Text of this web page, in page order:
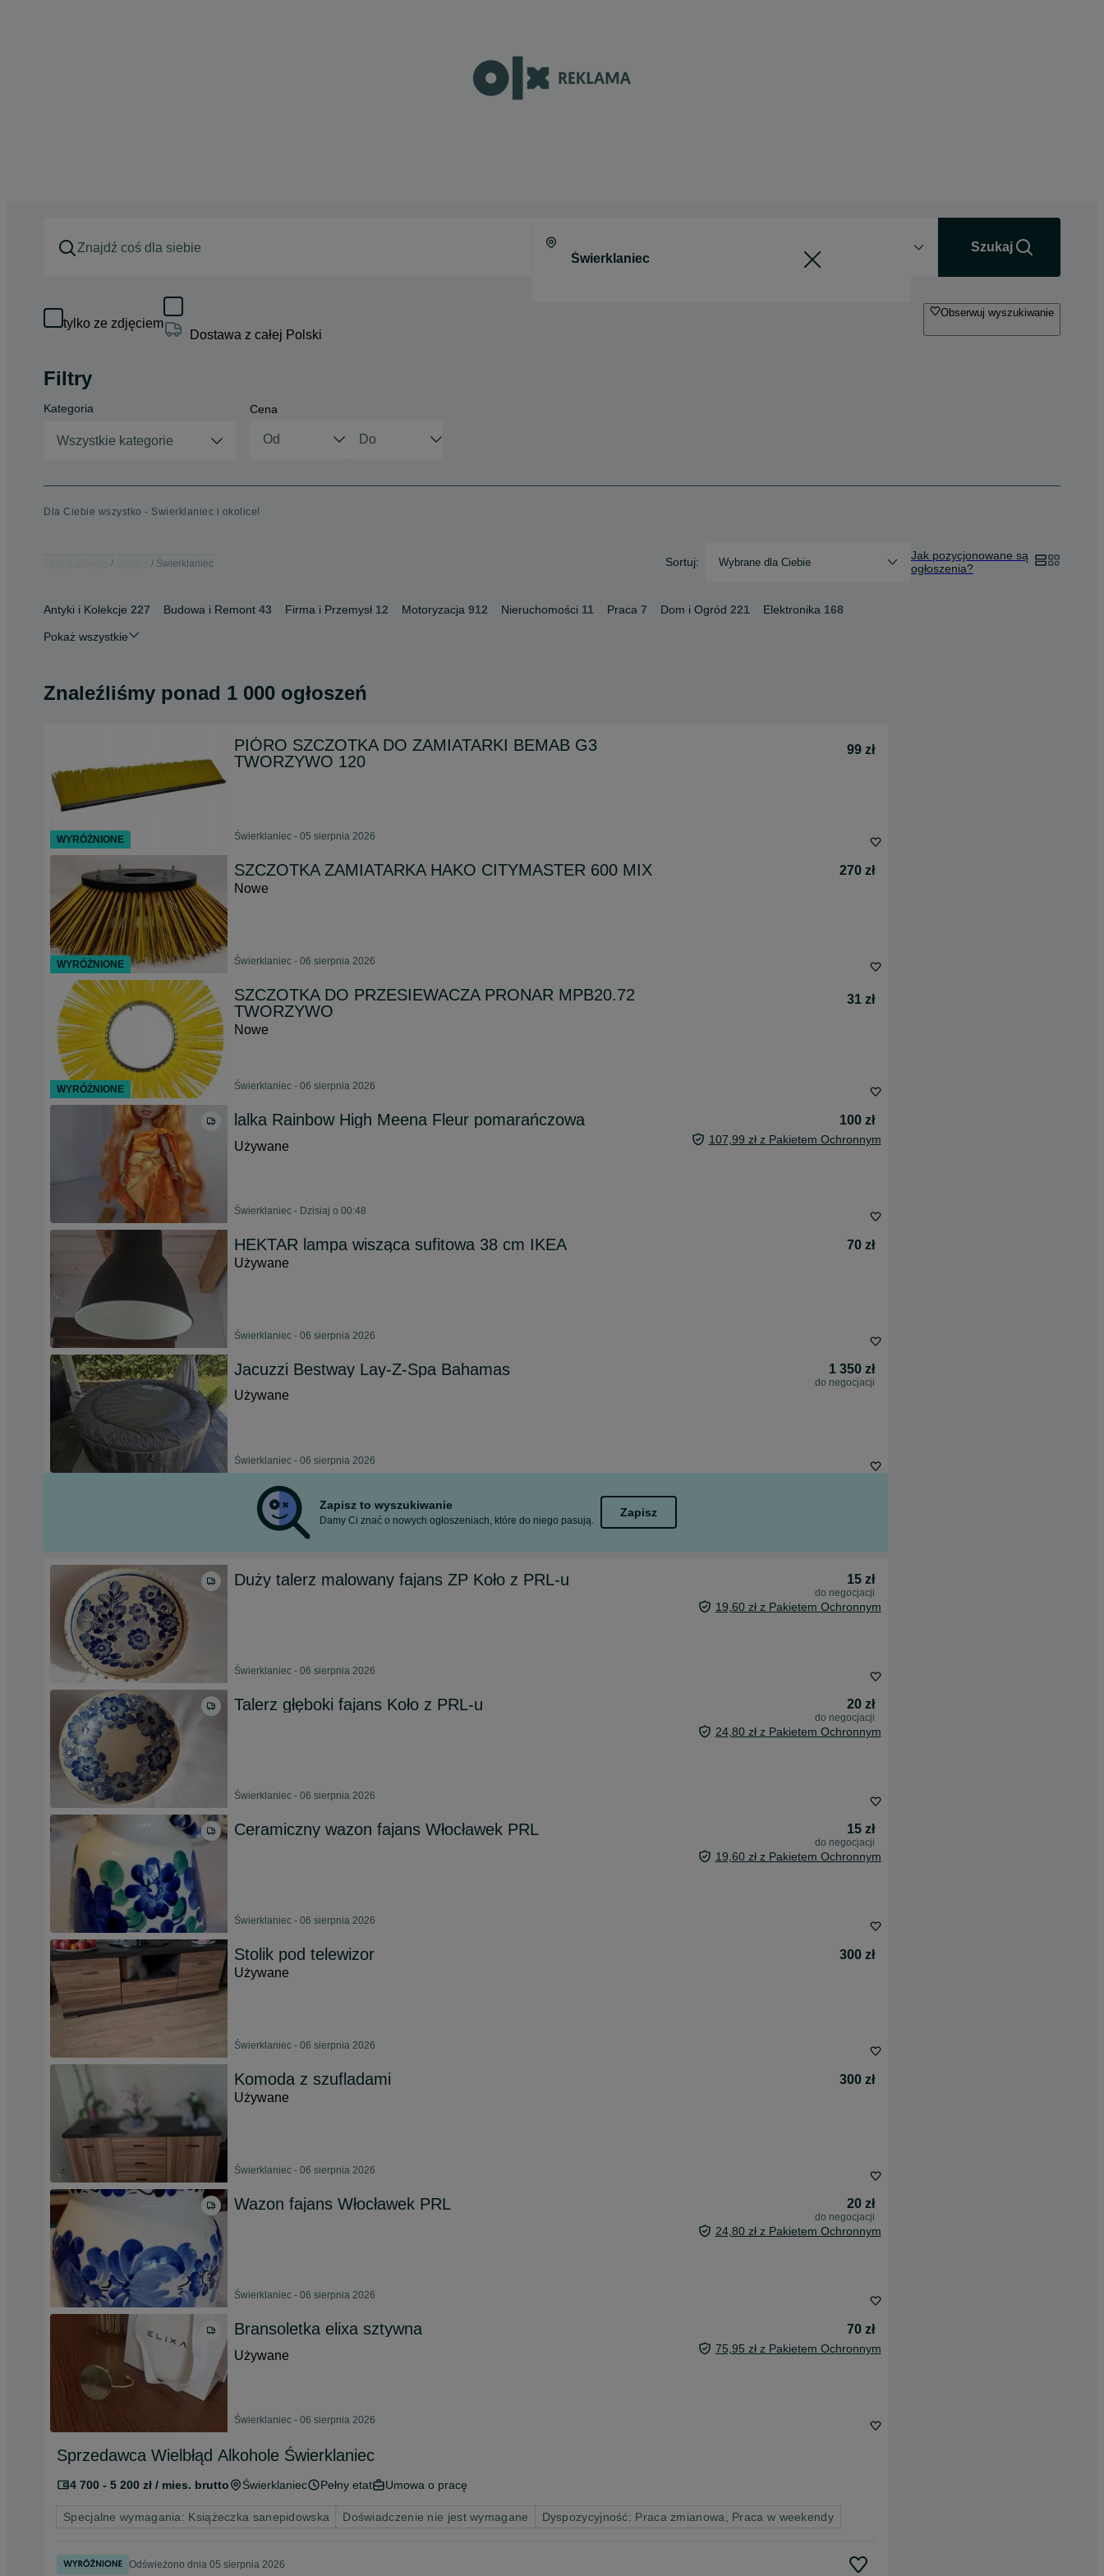
Szukaj
tylko ze zdjęciem
Dostawa z całej Polski
Obserwuj wyszukiwanie
Filtry
Kategoria
Wszystkie kategorie
Cena
Dla Ciebie wszystko - Świerklaniec i okolice!
Świerklaniec Sortuj: Wybrane dla Ciebie
Jak pozycjonowane są
ogłoszenia?
Antyki i Kolekcje 227 Budowa i Remont 43 Firma i Przemysł 12 Motoryzacja 912 Nieruchomości 11 Praca 7 Dom i Ogród 221 Elektronika 168
Pokaż wszystkie
Znaleźliśmy ponad 1 000 ogłoszeń
PIÓRO SZCZOTKA DO ZAMIATARKI BEMAB G3
TWORZYWO 120
99 zł
Świerklaniec - 05 sierpnia 2026
SZCZOTKA ZAMIATARKA HAKO CITYMASTER 600 MIX
270 zł
Nowe
Świerklaniec - 06 sierpnia 2026
SZCZOTKA DO PRZESIEWACZA PRONAR MPB20.72
TWORZYWO
31 zł
Nowe
Świerklaniec - 06 sierpnia 2026
lalka Rainbow High Meena Fleur pomarańczowa
100 zł
Używane
107,99 zł z Pakietem Ochronnym
Świerklaniec - Dzisiaj o 00:48
HEKTAR lampa wisząca sufitowa 38 cm IKEA
70 zł
Używane
Świerklaniec - 06 sierpnia 2026
Jacuzzi Bestway Lay-Z-Spa Bahamas 1 350 zł
do negocjacji
Używane
Świerklaniec - 06 sierpnia 2026
Zapisz to wyszukiwanie
Damy Ci znać o nowych ogłoszeniach, które do niego pasują.
Zapisz
Duży talerz malowany fajans ZP Koło z PRL-u 15 zł
do negocjacji
19,60 zł z Pakietem Ochronnym
Świerklaniec - 06 sierpnia 2026
Talerz głęboki fajans Koło z PRL-u 20 zł
do negocjacji
24,80 zł z Pakietem Ochronnym
Świerklaniec - 06 sierpnia 2026
Ceramiczny wazon fajans Włocławek PRL 15 zł
do negocjacji
19,60 zł z Pakietem Ochronnym
Świerklaniec - 06 sierpnia 2026
Stolik pod telewizor
300 zł
Używane
Świerklaniec - 06 sierpnia 2026
Komoda z szufladami
300 zł
Używane
Świerklaniec - 06 sierpnia 2026
Wazon fajans Włocławek PRL 20 zł
do negocjacji
24,80 zł z Pakietem Ochronnym
Świerklaniec - 06 sierpnia 2026
Bransoletka elixa sztywna
70 zł
Używane
75,95 zł z Pakietem Ochronnym
Świerklaniec - 06 sierpnia 2026
Sprzedawca Wielbłąd Alkohole Świerklaniec
4 700 - 5 200 zł / mies. brutto Świerklaniec Pełny etat Umowa o pracę
Specjalne wymagania: Książeczka sanepidowska Doświadczenie nie jest wymagane Dyspozycyjność: Praca zmianowa, Praca w weekendy
Odświeżono dnia 05 sierpnia 2026
WYRÓŻNIONE
WYRÓŻNIONE
WYRÓŻNIONE